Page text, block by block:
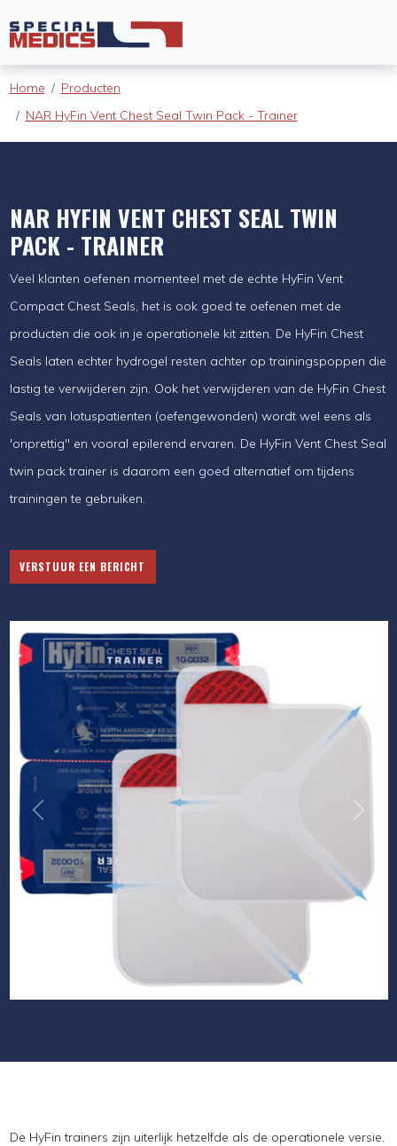
Home
Producten
NAR HyFin Vent Chest Seal Twin Pack - Trainer
NAR HYFIN VENT CHEST SEAL TWIN
PACK - TRAINER
Veel klanten oefenen momenteel met de echte HyFin Vent
Compact Chest Seals, het is ook goed te oefenen met de
producten die ook in je operationele kit zitten. De HyFin Chest
Seals laten echter hydrogel resten achter op trainingspoppen die
lastig te verwijderen zijn. Ook het verwijderen van de HyFin Chest
Seals van lotuspatienten (oefengewonden) wordt wel eens als
'onprettig" en vooral epilerend ervaren. De HyFin Vent Chest Seal
twin pack trainer is daarom een goed alternatief om tijdens
trainingen te gebruiken.
VERSTUUR EEN BERICHT
Vorige
De HyFin trainers zijn uiterlijk hetzelfde als de operationele versie,